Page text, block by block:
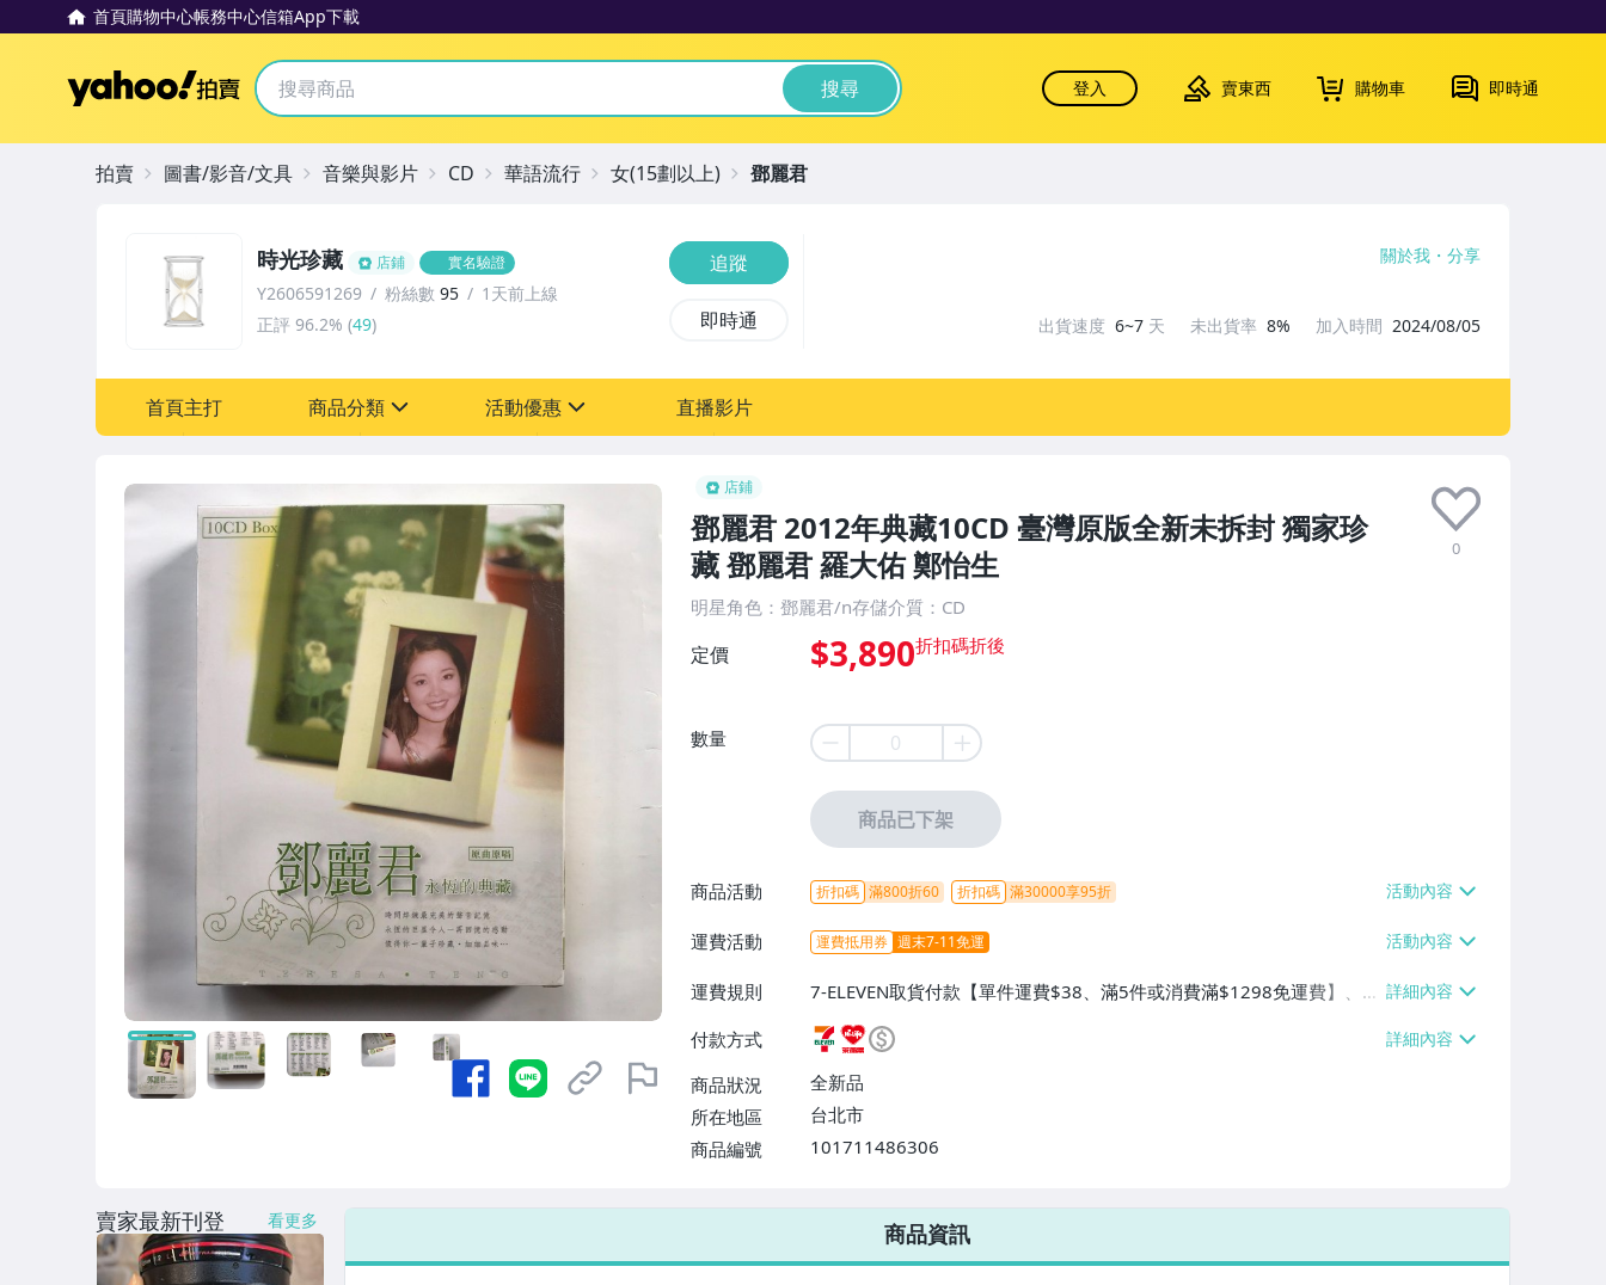
首頁購物中心帳務中心信箱App下載
Yahoo拍賣 搜尋 登入 賣東西 購物車 即時通
店鋪
鄧麗君 2012年典藏10CD 臺灣原版全新未拆封 獨家珍
藏 鄧麗君 羅大佑 鄭怡生
0
明星角色：鄧麗君/n存儲介質：CD
定價 $3,890
數量
商品已下架
商品活動 折扣碼 滿800折60 折扣碼 滿30000享95折
運費活動 運費抵用券 週末7-11免運
運費規則
7-ELEVEN取貨付款【單件運費$38、滿5件或消費滿$1298免運費】、7-
ELEVEN取貨不付款【免運費】、萊爾富取貨付款【單件運費$60、滿5件
或消費滿$1298免運費】、宅配/貨運【單件運費$120、滿5件或消費滿
$1598免運費】
付款方式
商品狀況
全新品
所在地區
台北市
商品編號
101711486306
7-ELEVEN 運費只要38元
不限金額、筆數，筆筆優惠無限次！
時光珍藏 店鋪 實名驗證
Y2606591269 粉絲數 95
1天前上線
正評 96.2% (49)
追蹤
即時通
關於我 分享
出貨速度 6~7 天 未出貨率 8% 加入時間 2024/08/05
首頁主打 商品分類 活動優惠
[全店] 週年慶
直播影片
拍賣 圖書/影音/文具 音樂與影片 CD 華語流行 女(15劃以上) 鄧麗君
商品資訊
賣家最新刊登 看更多